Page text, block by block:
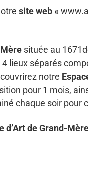
site web «
située au
lieux séparés
notre
pour 1 mois,
chaque soir pour
de Grand-